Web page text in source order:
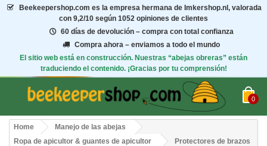
Beekeepershop.com es la empresa hermana de Imkershop.nl, valorada
con 9,2/10 según 1052 opiniones de clientes
60 días de devolución – compra con total confianza
Compra ahora – enviamos a todo el mundo
El sitio web está en construcción. Nuestras “abejas obreras” están
traduciendo el contenido. ¡Gracias por tu comprensión!
0
Home
Manejo de las abejas
Ropa de apicultor & guantes de apicultor
Protectores de brazos